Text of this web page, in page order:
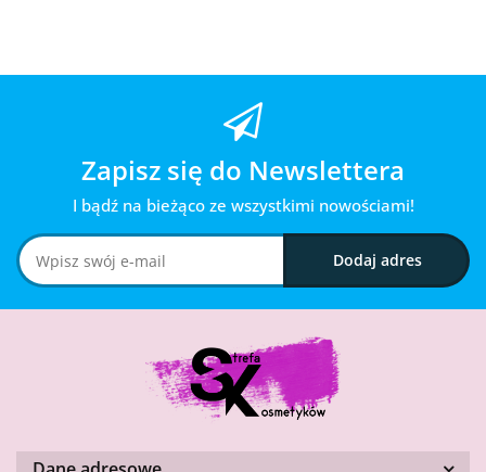
Zapisz się do Newslettera
I bądź na bieżąco ze wszystkimi nowościami!